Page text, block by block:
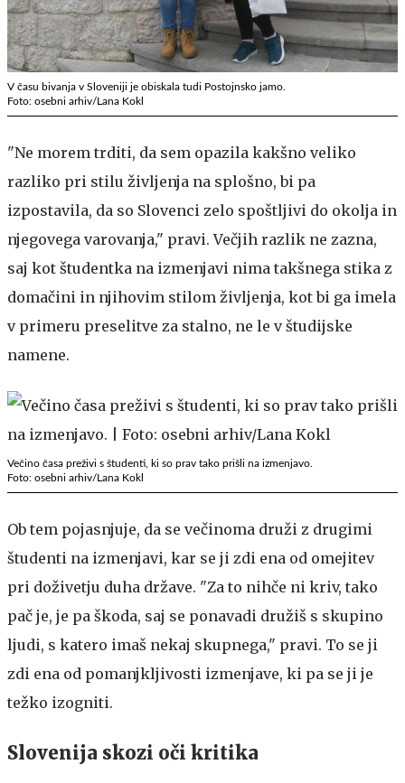
V času bivanja v Sloveniji je obiskala tudi Postojnsko jamo.
Foto: osebni arhiv/Lana Kokl
"Ne morem trditi, da sem opazila kakšno veliko
razliko pri stilu življenja na splošno, bi pa
izpostavila, da so Slovenci zelo spoštljivi do okolja in
njegovega varovanja," pravi. Večjih razlik ne zazna,
saj kot študentka na izmenjavi nima takšnega stika z
domačini in njihovim stilom življenja, kot bi ga imela
v primeru preselitve za stalno, ne le v študijske
namene.
Večino časa preživi s študenti, ki so prav tako prišli na izmenjavo.
Foto: osebni arhiv/Lana Kokl
Ob tem pojasnjuje, da se večinoma druži z drugimi
študenti na izmenjavi, kar se ji zdi ena od omejitev
pri doživetju duha države. "Za to nihče ni kriv, tako
pač je, je pa škoda, saj se ponavadi družiš s skupino
ljudi, s katero imaš nekaj skupnega," pravi. To se ji
zdi ena od pomanjkljivosti izmenjave, ki pa se ji je
težko izogniti.
Slovenija skozi oči kritika